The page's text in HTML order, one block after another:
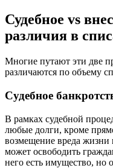
Судебное vs
различия в
Многие путают эти две
различаются по объему
Судебное
В рамках судебной
любые долги, кроме
возмещение вреда
может освободить
него есть имущество, но